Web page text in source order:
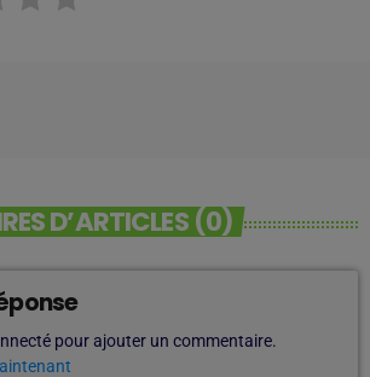
D’ARTICLES (0)
pour ajouter un commentaire.